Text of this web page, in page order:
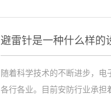
避雷针是一种什么样的
随着科学技术的不断进步，
各行各业。目前安防行业承担